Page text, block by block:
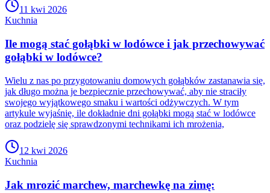
11 kwi 2026
Kuchnia
Ile mogą stać gołąbki w lodówce i jak przechowywać
gołąbki w lodówce?
Wielu z nas po przygotowaniu domowych gołąbków zastanawia się,
jak długo można je bezpiecznie przechowywać, aby nie straciły
swojego wyjątkowego smaku i wartości odżywczych. W tym
artykule wyjaśnię, ile dokładnie dni gołąbki mogą stać w lodówce
oraz podzielę się sprawdzonymi technikami ich mrożenia,
12 kwi 2026
Kuchnia
Jak mrozić marchew, marchewkę na zimę: